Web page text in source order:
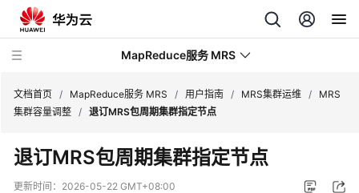
MapReduce服务 MRS
最
新
动
文档首页 / MapReduce服务 MRS / 用户指南 / MRS集群运维 /
MRS
集群容量调整 / 退订MRS包周期集群指定节点
退订MRS包周期集群指定节点
更新时间： 2026-05-22 GMT+08:00